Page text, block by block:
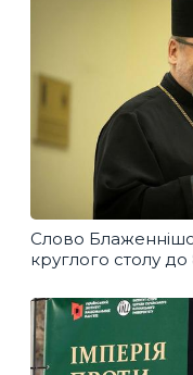
Слово
круглого столу